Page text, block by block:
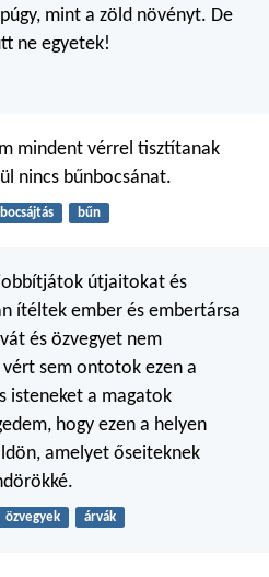
mint a zöld növényt. De
ne egyetek!
mindent vérrel tisztítanak
nincs bűnbocsánat.
bűn
útjaitokat és
ítéltek ember és embertársa
és özvegyet nem
sem ontotok ezen a
isteneket a magatok
hogy ezen a helyen
amelyet őseiteknek
özvegyek árvák